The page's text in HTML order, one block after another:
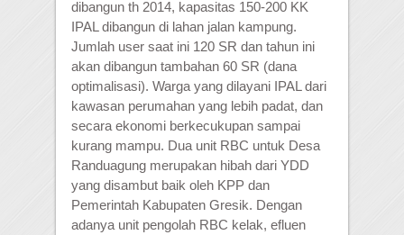
dibangun th 2014, kapasitas 150-200 KK
IPAL dibangun di lahan jalan kampung.
Jumlah user saat ini 120 SR dan tahun ini
akan dibangun tambahan 60 SR (dana
optimalisasi). Warga yang dilayani IPAL dari
kawasan perumahan yang lebih padat, dan
secara ekonomi berkecukupan sampai
kurang mampu. Dua unit RBC untuk Desa
Randuagung merupakan hibah dari YDD
yang disambut baik oleh KPP dan
Pemerintah Kabupaten Gresik. Dengan
adanya unit pengolah RBC kelak, efluen